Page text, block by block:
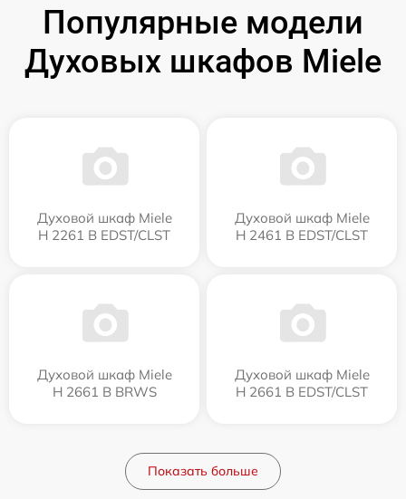
Популярные модели
Духовых шкафов Miele
Духовой шкаф Miele
H 2261 B EDST/CLST
Духовой шкаф Miele
H 2461 B EDST/CLST
Духовой шкаф Miele
H 2661 B BRWS
Духовой шкаф Miele
H 2661 B EDST/CLST
Показать больше